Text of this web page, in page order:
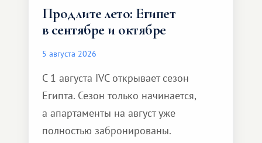
Продлите лето: Египет
в сентябре и октябре
5 августа 2026
С 1 августа IVC открывает сезон
Египта. Сезон только начинается,
а апартаменты на август уже
полностью забронированы.